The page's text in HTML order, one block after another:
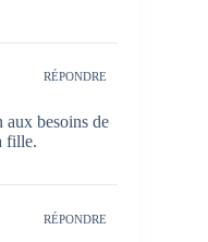
RÉPONDRE
aux besoins de
fille.
RÉPONDRE